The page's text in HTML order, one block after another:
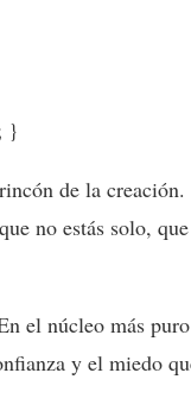
}
de la
no estás solo,
el núcleo más
y el miedo